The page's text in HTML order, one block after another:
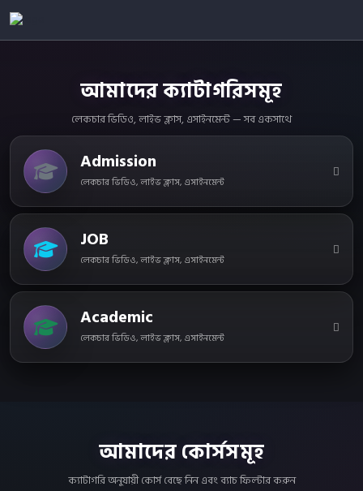
আমাদের ক্যাটাগরিসমূহ
লেকচার ভিডিও, লাইভ ক্লাস, এসাইনমেন্ট — সব একসাথে
Admission
লেকচার ভিডিও, লাইভ ক্লাস, এসাইনমেন্ট
JOB
লেকচার ভিডিও, লাইভ ক্লাস, এসাইনমেন্ট
Academic
লেকচার ভিডিও, লাইভ ক্লাস, এসাইনমেন্ট
আমাদের কোর্সসমূহ
ক্যাটাগরি অনুযায়ী কোর্স বেছে নিন এবং ব্যাচ ফিল্টার করুন